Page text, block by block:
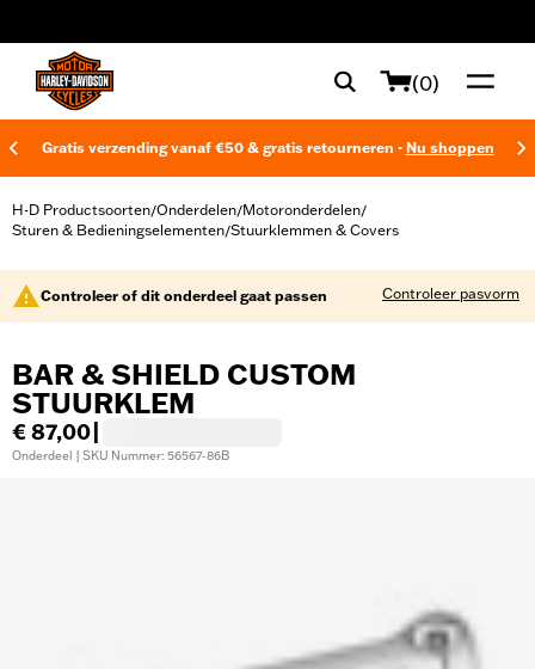
(0)
Gratis verzending vanaf €50 & gratis retourneren - Nu shoppen
H-D Productsoorten/Onderdelen/Motoronderdelen/
Sturen & Bedieningselementen/Stuurklemmen & Covers
Controleer of dit onderdeel gaat passen Controleer pasvorm
BAR & SHIELD CUSTOM
STUURKLEM
€ 87,00
Onderdeel | SKU Nummer: 56567-86B